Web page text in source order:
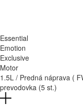
Essential
Emotion
Exclusive
Motor
1.5L / Predná náprava (
prevodovka (5 st.)